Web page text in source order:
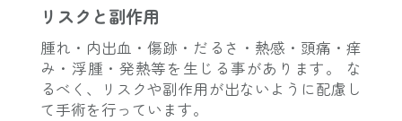
リスクと副作用
腫れ・内出血・傷跡・だるさ・熱感・頭痛・痒
み・浮腫・発熱等を生じる事があります。 な
るべく、リスクや副作用が出ないように配慮し
て手術を行っています。